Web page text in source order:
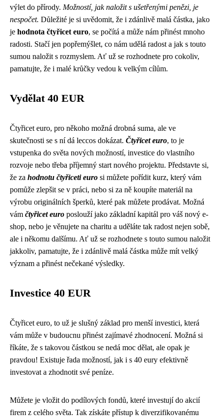
výlet do přírody. Možností, jak naložit s ušetřenými penězi, je
nespočet. Důležité je si uvědomit, že i zdánlivě malá částka, jako
je hodnota čtyřicet euro, se počítá a může nám přinést mnoho
radosti. Stačí jen popřemýšlet, co nám udělá radost a jak s touto
sumou naložit s rozmyslem. Ať už se rozhodnete pro cokoliv,
pamatujte, že i malé krůčky vedou k velkým cílům.
Vydělat 40 EUR
Čtyřicet euro, pro někoho možná drobná suma, ale ve
skutečnosti se s ní dá leccos dokázat. Čtyřicet euro, to je
vstupenka do světa nových možností, investice do vlastního
rozvoje nebo třeba příjemný start nového projektu. Představte si,
že za hodnotu čtyřiceti euro si můžete pořídit kurz, který vám
pomůže zlepšit se v práci, nebo si za ně koupíte materiál na
výrobu originálních šperků, které pak můžete prodávat. Možná
vám čtyřicet euro poslouží jako základní kapitál pro váš nový e-
shop, nebo je věnujete na charitu a uděláte tak radost nejen sobě,
ale i někomu dalšímu. Ať už se rozhodnete s touto sumou naložit
jakkoliv, pamatujte, že i zdánlivě malá částka může mít velký
význam a přinést nečekané výsledky.
Investice 40 EUR
Čtyřicet euro, to už je slušný základ pro menší investici, která
vám může v budoucnu přinést zajímavé zhodnocení. Možná si
říkáte, že s takovou částkou se nedá moc dělat, ale opak je
pravdou! Existuje řada možností, jak i s 40 eury efektivně
investovat a zhodnotit své peníze.
Můžete je vložit do podílových fondů, které investují do akcií
firem z celého světa. Tak získáte přístup k diverzifikovanému